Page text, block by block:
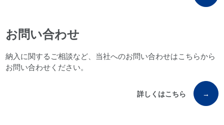
お問い合わせ
納入に関するご相談など、当社へのお問い合わせはこちらから
お問い合わせください。
詳しくはこちら →